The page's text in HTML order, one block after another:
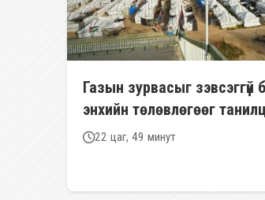
Газын зурвасыг зэвсэггүй
энхийн төлөвлөгөөг
22 цаг, 49 минут